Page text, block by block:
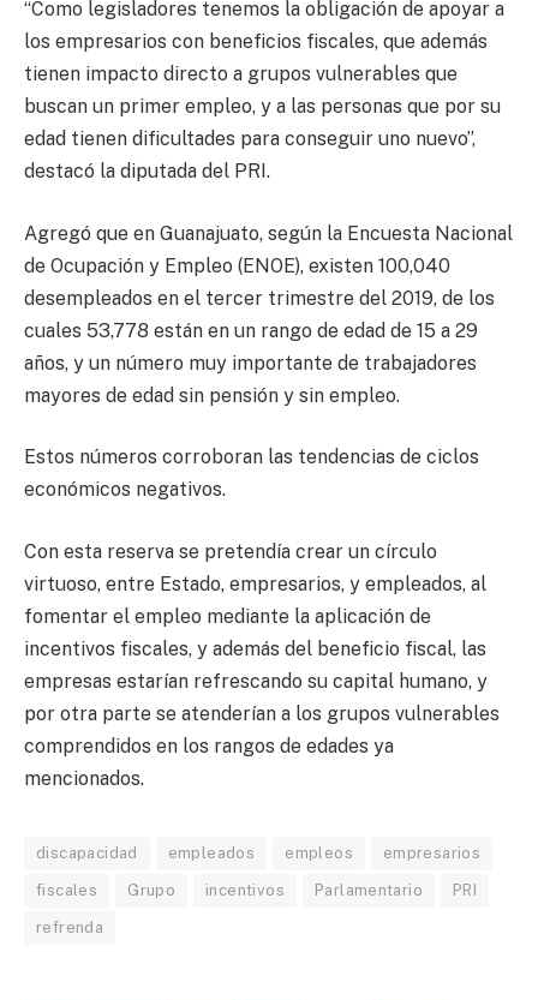
“Como legisladores tenemos la obligación de apoyar a
los empresarios con beneficios fiscales, que además
tienen impacto directo a grupos vulnerables que
buscan un primer empleo, y a las personas que por su
edad tienen dificultades para conseguir uno nuevo”,
destacó la diputada del PRI.
Agregó que en Guanajuato, según la Encuesta Nacional
de Ocupación y Empleo (ENOE), existen 100,040
desempleados en el tercer trimestre del 2019, de los
cuales 53,778 están en un rango de edad de 15 a 29
años, y un número muy importante de trabajadores
mayores de edad sin pensión y sin empleo.
Estos números corroboran las tendencias de ciclos
económicos negativos.
Con esta reserva se pretendía crear un círculo
virtuoso, entre Estado, empresarios, y empleados, al
fomentar el empleo mediante la aplicación de
incentivos fiscales, y además del beneficio fiscal, las
empresas estarían refrescando su capital humano, y
por otra parte se atenderían a los grupos vulnerables
comprendidos en los rangos de edades ya
mencionados.
discapacidad empleados empleos empresarios
fiscales Grupo incentivos Parlamentario PRI
refrenda